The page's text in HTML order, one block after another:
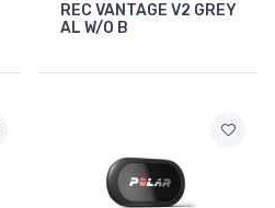
REC VANTAGE V2 GREY
AL W/O B